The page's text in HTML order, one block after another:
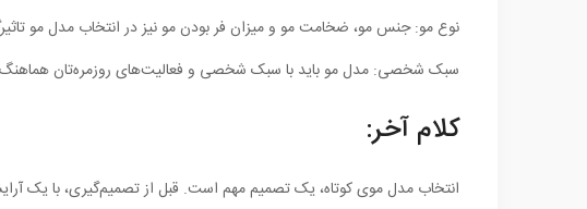
نوع مو: جنس مو، ضخامت مو و میزان فر بودن مو نیز در انتخاب مدل مو
سبک شخصی: مدل مو باید با سبک شخصی و فعالیت‌های روزمره‌تان
کلام آخر:
انتخاب مدل موی کوتاه، یک تصمیم مهم است. قبل از تصمیم‌گیری، با یک